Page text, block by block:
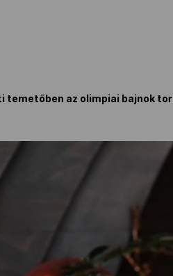
az olimpiai bajnok